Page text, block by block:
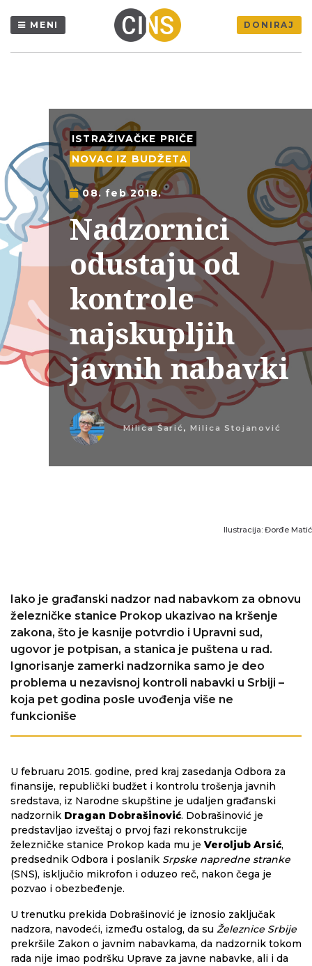
MENI DONIRAJ
ISTRAŽIVAČKE PRIČE
NOVAC IZ BUDŽETA
08. feb 2018.
Nadzornici
odustaju od
kontrole
najskupljih
javnih nabavki
Milica Šarić ,Milica Stojanović
Ilustracija: Đorđe Matić
Iako je građanski nadzor nad nabavkom za obnovu
železničke stanice Prokop ukazivao na kršenje
zakona, što je kasnije potvrdio i Upravni sud,
ugovor je potpisan, a stanica je puštena u rad.
Ignorisanje zamerki nadzornika samo je deo
problema u nezavisnoj kontroli nabavki u Srbiji –
koja pet godina posle uvođenja više ne
funkcioniše
U februaru 2015. godine, pred kraj zasedanja Odbora za
finansije, republički budžet i kontrolu trošenja javnih
sredstava, iz Narodne skupštine je udaljen građanski
nadzornik Dragan Dobrašinović. Dobrašinović je
predstavljao izveštaj o prvoj fazi rekonstrukcije
železničke stanice Prokop kada mu je Veroljub Arsić,
predsednik Odbora i poslanik Srpske napredne stranke
(SNS), isključio mikrofon i oduzeo reč, nakon čega je
pozvao i obezbeđenje.
U trenutku prekida Dobrašinović je iznosio zaključak
nadzora, navodeći, između ostalog, da su Železnice Srbije
prekršile Zakon o javnim nabavkama, da nadzornik tokom
rada nije imao podršku Uprave za javne nabavke, ali i da